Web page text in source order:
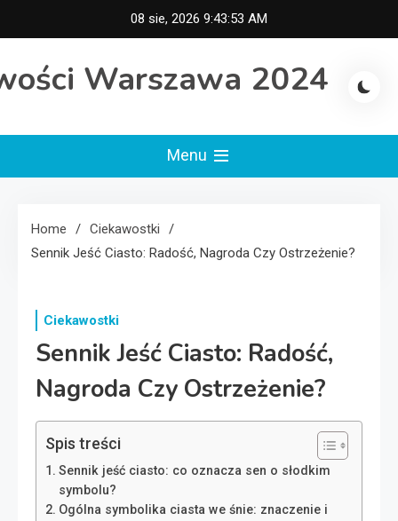
to
08 sie, 2026 9:43:54 AM
Warszawa 2024
Menu
Home
Ciekawostki
Sennik Jeść Ciasto: Radość, Nagroda Czy Ostrzeżenie?
Ciekawostki
Sennik Jeść Ciasto: Radość,
Nagroda Czy Ostrzeżenie?
Spis treści
Sennik jeść ciasto: co oznacza sen o słodkim
symbolu?
Ogólna symbolika ciasta we śnie: znaczenie i